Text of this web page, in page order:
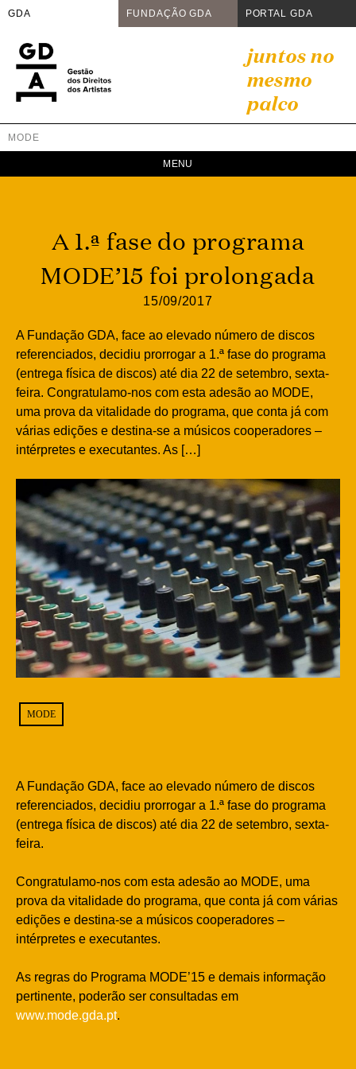
GDA FUNDAÇÃO GDA PORTAL GDA
content
juntos no
mesmo
palco
GDA
Juntos no mesmo palco
MODE
A 1.ª fase do programa
MODE’15 foi prolongada
15/09/2017
A Fundação GDA, face ao elevado número de discos
referenciados, decidiu prorrogar a 1.ª fase do programa
(entrega física de discos) até dia 22 de setembro, sexta-
feira. Congratulamo-nos com esta adesão ao MODE,
uma prova da vitalidade do programa, que conta já com
várias edições e destina-se a músicos cooperadores –
intérpretes e executantes. As […]
MODE
A Fundação GDA, face ao elevado número de discos
referenciados, decidiu prorrogar a 1.ª fase do programa
(entrega física de discos) até dia 22 de setembro, sexta-
feira.
Congratulamo-nos com esta adesão ao MODE, uma
prova da vitalidade do programa, que conta já com várias
edições e destina-se a músicos cooperadores –
intérpretes e executantes.
As regras do Programa MODE’15 e demais informação
pertinente, poderão ser consultadas em
www.mode.gda.pt.